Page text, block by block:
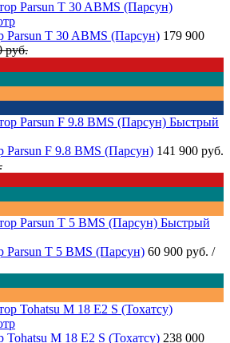
Parsun T 30 ABMS (Парсун) 179 900
руб.
Быстрый
F 9.8 BMS (Парсун) 141 900 руб.
Быстрый
Parsun T 5 BMS (Парсун) 60 900 руб. /
M 18 E2 S (Тохатсу) 238 000